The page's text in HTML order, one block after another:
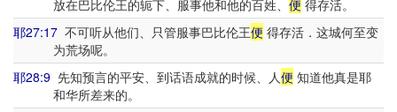
放在巴比伦王的轭下、服事他和他的百姓、 便 得存活。
耶27:17 不可听从他们、只管服事巴比伦王便 得存活．这城何至变
为荒场呢。
耶28:9 先知预言的平安、到话语成就的时候、人便 知道他真是耶
和华所差来的。